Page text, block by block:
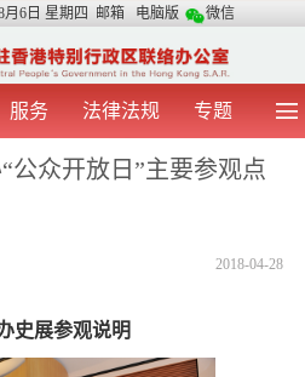
月6日 星期四 邮箱 电脑版 微信
服务 法律法规 专题
视 频 中央声音
公众开放日”主要参观点
2018-04-28
史展参观说明